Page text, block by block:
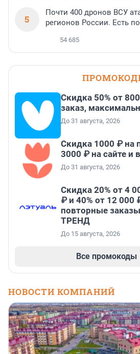
5
Почти 400 дронов ВСУ
регионов России. Есть
54 685
Скидка 50% от
заказ,
До 31 августа, 2026
Скидка 1000 ₽ на
3000 ₽ на сайте и
До 31 августа, 2026
Скидка 20% от 4
₽ и 40% от 12 000
повторные
ТРЕНД
До 15 августа, 2026
Все промокоды
НОВОСТИ КОМПАНИЙ